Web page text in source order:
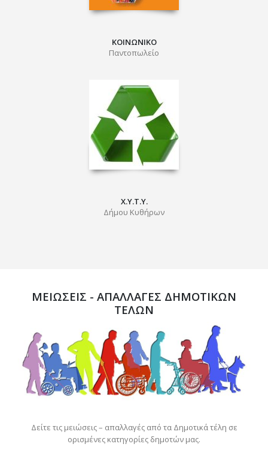
ΚΟΙΝΩΝΙΚΟ
Παντοπωλείο
Χ.Υ.Τ.Υ.
Δήμου Κυθήρων
ΜΕΙΩΣΕΙΣ - ΑΠΑΛΛΑΓΕΣ ΔΗΜΟΤΙΚΩΝ
ΤΕΛΩΝ
Δείτε τις μειώσεις – απαλλαγές από τα Δημοτικά τέλη σε
ορισμένες κατηγορίες δημοτών μας.